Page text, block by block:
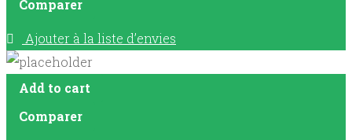
Comparer
Ajouter à la liste d’envies
Add to cart
Comparer